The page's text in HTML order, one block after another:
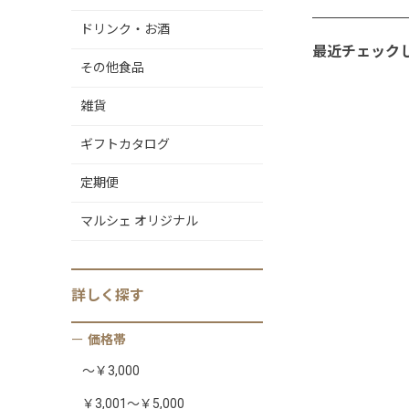
ドリンク・お酒
その他食品
雑貨
ギフトカタログ
定期便
マルシェ オリジナル
詳しく 探す
価格帯
～￥3,000
￥3,001～￥5,000
最近チェック